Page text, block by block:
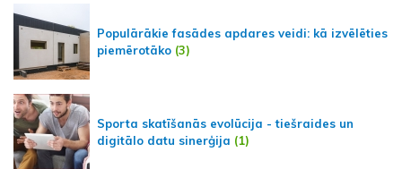
Populārākie fasādes apdares veidi: kā izvēlēties
piemērotāko (3)
Sporta skatīšanās evolūcija - tiešraides un
digitālo datu sinerģija (1)